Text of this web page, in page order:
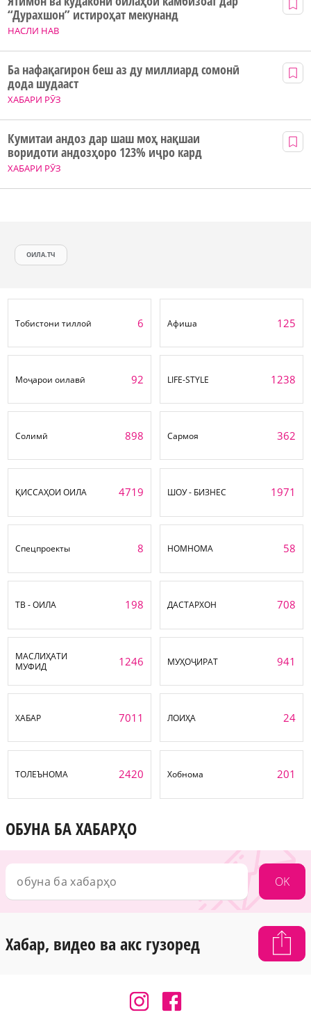
НАСЛИ НАВ
“Дурахшон” истироҳат мекунанд
ХАБАРИ РӮЗ
Ба нафақагирон беш аз ду миллиард сомонӣ
дода шудааст
ХАБАРИ РӮЗ
Кумитаи андоз дар шаш моҳ нақшаи
воридоти андозҳоро 123% иҷро кард
ОИЛА.ТЧ
Тобистони тиллоӣ 6 Афиша 125
Моҷарои оилавӣ 92 LIFE-STYLE 1238
Солимӣ 898 Сармоя 362
ҚИССАҲОИ ОИЛА 4719 ШОУ - БИЗНЕС 1971
Спецпроекты 8 НОМНОМА 58
ТВ - ОИЛА 198 ДАСТАРХОН 708
МАСЛИҲАТИ
МУФИД
1246 МУҲОҶИРАТ 941
ХАБАР 7011 ЛОИҲА 24
ТОЛЕЪНОМА 2420 Хобнома 201
ОБУНА БА ХАБАРҲО
OK
Хабар, видео ва акс гузоред